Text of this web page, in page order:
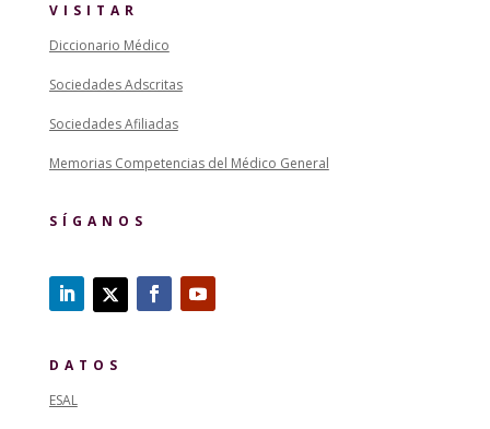
VISITAR
Diccionario Médico
Sociedades Adscritas
Sociedades Afiliadas
Memorias Competencias del Médico General
SÍGANOS
DATOS
ESAL